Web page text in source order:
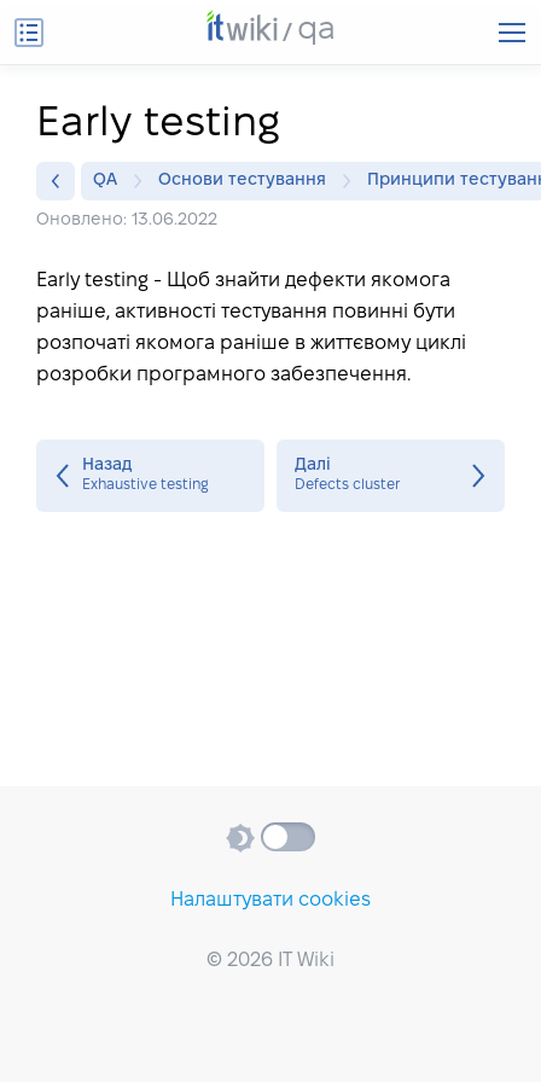
qa
Early testing
QA Основи тестування Принципи
Оновлено: 13.06.2022
Early testing - Щоб знайти дефекти якомога
раніше, активності тестування повинні бути
розпочаті якомога раніше в життєвому циклі
розробки програмного забезпечення.
Назад
Exhaustive testing
Далі
Defects cluster
Налаштувати cookies
© 2026 IT Wiki